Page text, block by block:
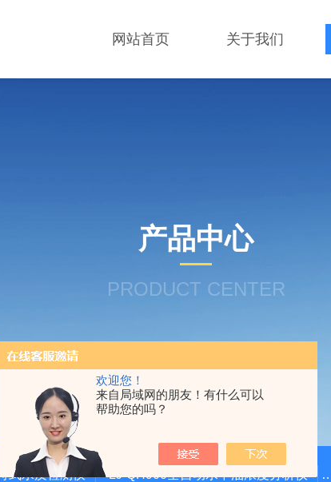
欢迎您！
来自局域网的朋友！有什么可以
帮助您的吗？
网站首页 关于我们
产品中心
PRODUCT CENTER
式水质检测仪 LJ-QH900全自动水中油浓度分析仪